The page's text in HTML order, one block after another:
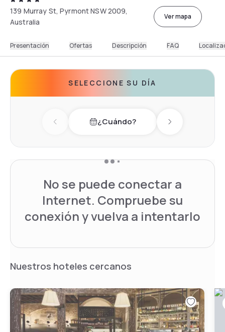
139 Murray St, Pyrmont NSW 2009,
Australia
Ver mapa
Presentación Ofertas Descripción FAQ
SELECCIONE SU DÍA
Previous day¿Cuándo? Next day
No se puede conectar a
Internet. Compruebe su
conexión y vuelva a intentarlo
Nuestros hoteles cercanos